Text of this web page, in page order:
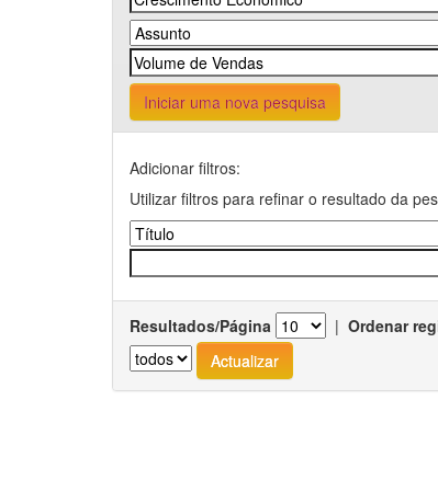
Iniciar uma nova pesquisa
Adicionar filtros:
Utilizar filtros para refinar o resultado da
Resultados/Página | Ordenar